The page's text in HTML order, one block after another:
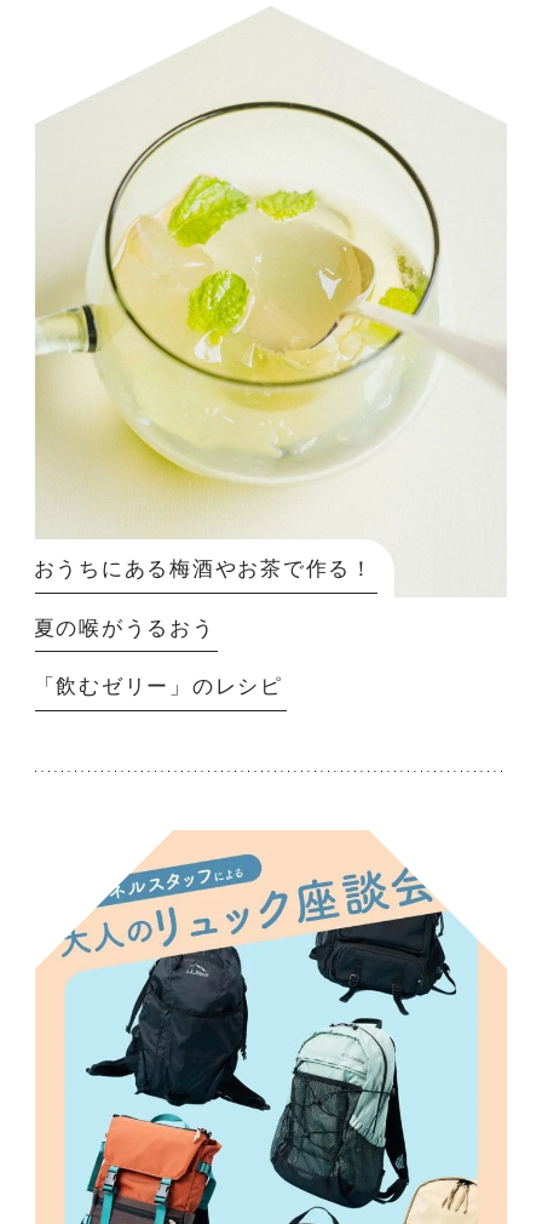
おうちにある梅酒やお茶で作る！
夏の喉がうるおう
「飲むゼリー」のレシピ